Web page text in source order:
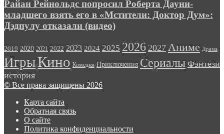
сезона
сериала
«Ричер»
Роберта
Дауни-
младшего
его
«Мстители:
Доктор
Дум»:
Дэдпулу
отказали
(видео)
Райан Рейнольдс попросил Роберта Дауни-
младшего взять его в «Мстители: Доктор Дум»:
Дэдпулу отказали (видео)
2019 2020 2021 2022 2023 2024 2025 2026 2027 Аниме Драма
ИгрыКино Комедия Приключения Сериалы Фэнтези
история
© Все права защищены 2026
Карта сайта
Обратная связь
О сайте
Политика конфиденциальности